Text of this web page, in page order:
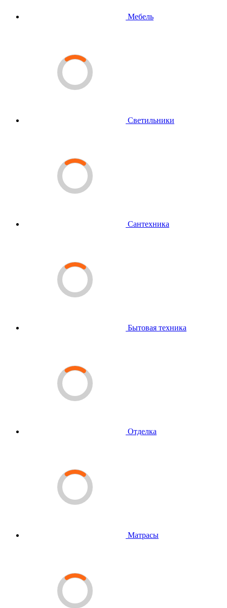
Мебель
Светильники
Сантехника
Бытовая техника
Отделка
Матрасы